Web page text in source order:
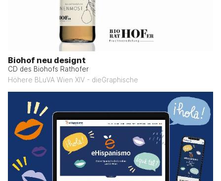
Biohof neu designt
CD des Biohofs Rathofer
Höhere BLuVA Wien XIV - dieGraphische